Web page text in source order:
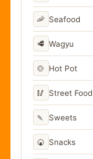
🦐 Seafood
🥩 Wagyu
🍲 Hot Pot
🥢 Street Food
🍡 Sweets
🍘 Snacks